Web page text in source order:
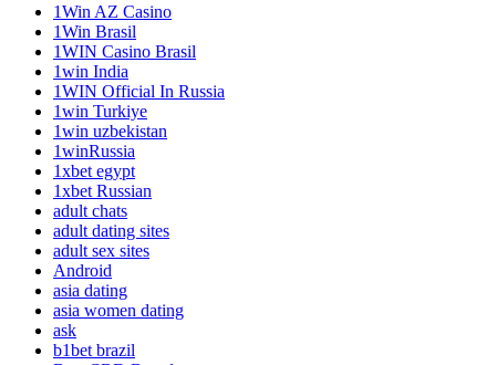
1Win AZ Casino
1Win Brasil
1WIN Casino Brasil
1win India
1WIN Official In Russia
1win Turkiye
1win uzbekistan
1winRussia
1xbet egypt
1xbet Russian
adult chats
adult dating sites
adult sex sites
Android
asia dating
asia women dating
ask
b1bet brazil